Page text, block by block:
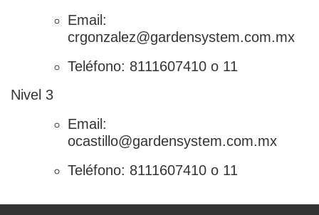
Email:
crgonzalez@gardensystem.com.mx
Teléfono: 8111607410 o 11
Nivel 3
Email:
ocastillo@gardensystem.com.mx
Teléfono: 8111607410 o 11